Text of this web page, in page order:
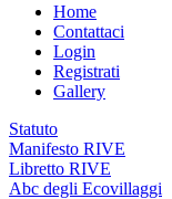
Home
Contattaci
Login
Registrati
Gallery
Statuto
Manifesto RIVE
Libretto RIVE
Abc degli Ecovillaggi